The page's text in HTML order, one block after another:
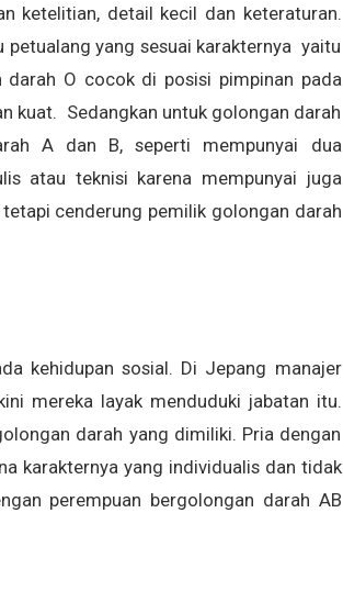
ketelitian, detail kecil dan keteraturan.
yang sesuai karakternya yaitu
darah O cocok di posisi pimpinan pada
kuat. Sedangkan untuk golongan darah
A dan B, seperti mempunyai dua
atau teknisi karena mempunyai juga
cenderung pemilik golongan darah
kehidupan sosial. Di Jepang manajer
mereka layak menduduki jabatan itu.
darah yang dimiliki. Pria dengan
karakternya yang individualis dan tidak
perempuan bergolongan darah AB